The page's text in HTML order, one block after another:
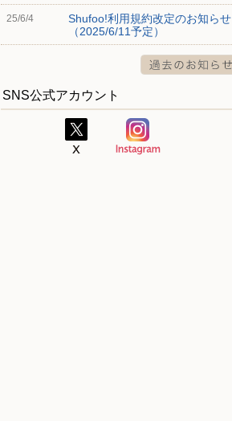
25/6/4
Shufoo!利用規約改定のお知らせ
（2025/6/11予定）
SNS公式アカウント